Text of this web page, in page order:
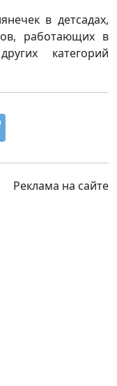
в детсадах,
работающих в
категорий
Реклама на сайте